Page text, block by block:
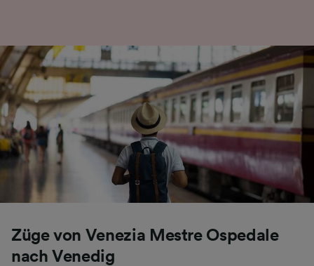
Züge von Venezia Mestre Ospedale
nach Venedig
aktiv abfragen. Speichern von oder Zugriff auf
Informationen auf einem Endgerät.
Personalisierte Werbung und Inhalte, Messung
von Werbeleistung und der Performance von
Inhalten, Zielgruppenforschung sowie
Entwicklung und Verbesserung von
Angeboten.
Liste der Partner (Lieferanten)